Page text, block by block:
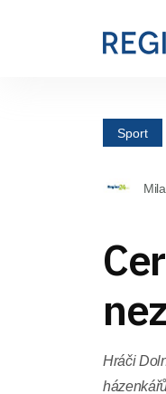
Sport
Hráči